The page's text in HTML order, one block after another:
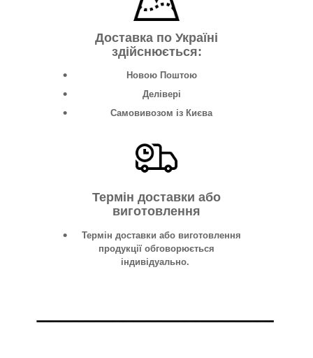
Доставка по Україні
здійснюється:
Новою Поштою
Делівері
Самовивозом із Києва
Термін доставки або
виготовлення
Термін доставки або виготовлення
продукції обговорюється
індивідуально.